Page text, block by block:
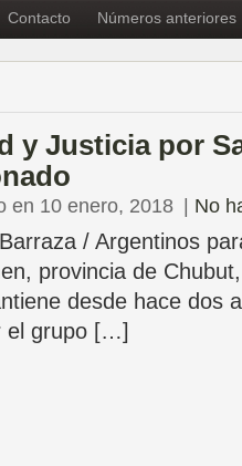
Contacto Números anteriores
y Justicia por
en 10 enero, 2018 No
/ Argentinos
provincia de
desde hace dos
el grupo […]